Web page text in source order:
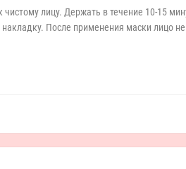
лицу. Держать в течение 10-15
После применения маски лицо